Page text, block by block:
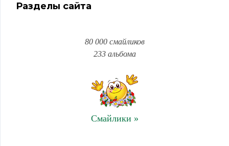
Разделы сайта
80 000 смайликов
233 альбома
Смайлики »